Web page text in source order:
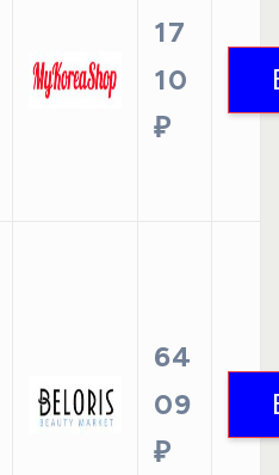
17
10
₽
64
09
₽